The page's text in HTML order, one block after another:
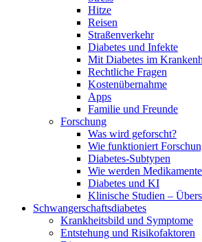
Hitze
Reisen
Straßenverkehr
Diabetes und Infekte
Mit Diabetes im
Rechtliche Fragen
Kostenübernahme
Apps
Familie und Freunde
Forschung
Was wird geforscht?
Wie funktioniert
Diabetes-Subtypen
Wie werden
Diabetes und KI
Klinische Studien –
Schwangerschaftsdiabetes
Krankheitsbild und Symptome
Entstehung und Risikofaktoren